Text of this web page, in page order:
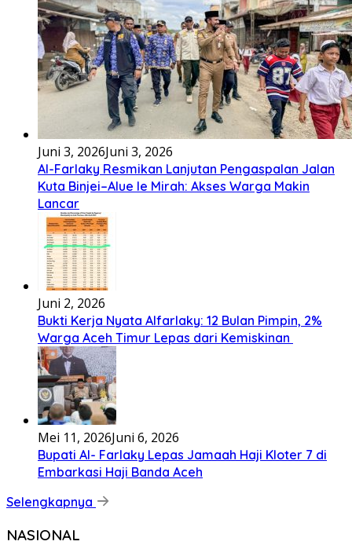
Juni 3, 2026Juni 3, 2026
Al-Farlaky Resmikan Lanjutan Pengaspalan Jalan
Kuta Binjei–Alue Ie Mirah: Akses Warga Makin
Lancar
Juni 2, 2026
Bukti Kerja Nyata Alfarlaky: 12 Bulan Pimpin, 2%
Warga Aceh Timur Lepas dari Kemiskinan ‎
Mei 11, 2026Juni 6, 2026
Bupati Al- Farlaky Lepas Jamaah Haji Kloter 7 di
Embarkasi Haji Banda Aceh
Selengkapnya
NASIONAL